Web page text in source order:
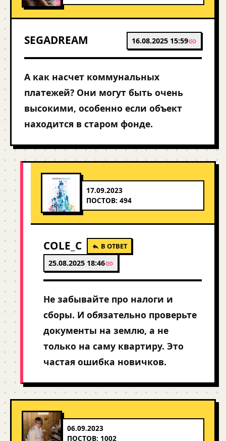
SEGADREAM 16.08.2025 15:59
А как насчет коммунальных
платежей? Они могут быть очень
высокими, особенно если объект
находится в старом фонде.
17.09.2023
ПОСТОВ: 494
COLE_C В ОТВЕТ
25.08.2025 18:46
Не забывайте про налоги и
сборы. И обязательно проверьте
документы на землю, а не
только на саму квартиру. Это
частая ошибка новичков.
06.09.2023
ПОСТОВ: 1002